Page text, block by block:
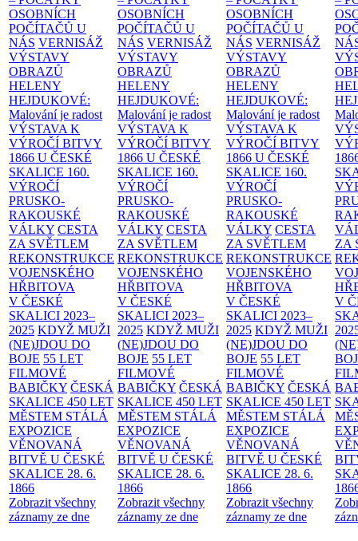
OSOBNÍCH
POČÍTAČŮ U
NÁS VERNISÁŽ
VÝSTAVY
OBRAZŮ
HELENY
HEJDUKOVÉ:
Malování je radost
VÝSTAVA K
VÝROČÍ BITVY
1866 U ČESKÉ
SKALICE 160.
VÝROČÍ
PRUSKO-
RAKOUSKÉ
VÁLKY CESTA
ZA SVĚTLEM
REKONSTRUKCE
VOJENSKÉHO
HŘBITOVA
V ČESKÉ
SKALICI 2023–
2025 KDYŽ MUŽI
(NE)JDOU DO
BOJE 55 LET
FILMOVÉ
BABIČKY ČESKÁ
SKALICE 450 LET
MĚSTEM STÁLÁ
EXPOZICE
VĚNOVANÁ
BITVĚ U ČESKÉ
SKALICE 28. 6.
1866
Zobrazit všechny
záznamy ze dne
OSOBNÍCH
POČÍTAČŮ U
NÁS VERNISÁŽ
VÝSTAVY
OBRAZŮ
HELENY
HEJDUKOVÉ:
Malování je radost
VÝSTAVA K
VÝROČÍ BITVY
1866 U ČESKÉ
SKALICE 160.
VÝROČÍ
PRUSKO-
RAKOUSKÉ
VÁLKY CESTA
ZA SVĚTLEM
REKONSTRUKCE
VOJENSKÉHO
HŘBITOVA
V ČESKÉ
SKALICI 2023–
2025 KDYŽ MUŽI
(NE)JDOU DO
BOJE 55 LET
FILMOVÉ
BABIČKY ČESKÁ
SKALICE 450 LET
MĚSTEM STÁLÁ
EXPOZICE
VĚNOVANÁ
BITVĚ U ČESKÉ
SKALICE 28. 6.
1866
Zobrazit všechny
záznamy ze dne
OSOBNÍCH
POČÍTAČŮ U
NÁS VERNISÁŽ
VÝSTAVY
OBRAZŮ
HELENY
HEJDUKOVÉ:
Malování je radost
VÝSTAVA K
VÝROČÍ BITVY
1866 U ČESKÉ
SKALICE 160.
VÝROČÍ
PRUSKO-
RAKOUSKÉ
VÁLKY CESTA
ZA SVĚTLEM
REKONSTRUKCE
VOJENSKÉHO
HŘBITOVA
V ČESKÉ
SKALICI 2023–
2025 KDYŽ MUŽI
(NE)JDOU DO
BOJE 55 LET
FILMOVÉ
BABIČKY ČESKÁ
SKALICE 450 LET
MĚSTEM STÁLÁ
EXPOZICE
VĚNOVANÁ
BITVĚ U ČESKÉ
SKALICE 28. 6.
1866
Zobrazit všechny
záznamy ze dne
ZA
V